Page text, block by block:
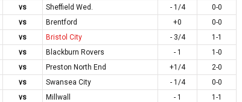
vs Sheffield Wed. - 1/4
0-0
vs Brentford +0
0-0
vs Bristol City - 3/4
1-1
vs Blackburn Rovers - 1
1-0
vs Preston North End +1/4
2-0
vs Swansea City - 1/4
0-0
vs Millwall - 1
1-1